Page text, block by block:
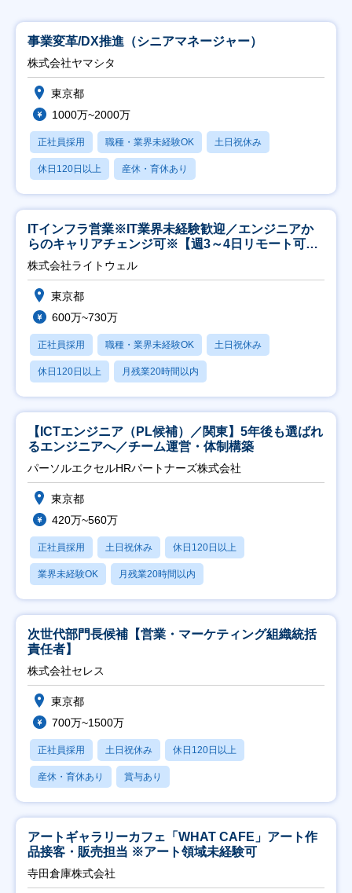
事業変革/DX推進（シニアマネージャー）
株式会社ヤマシタ
東京都
1000万~2000万
正社員採用 職種・業界未経験OK 土日祝休み
休日120日以上 産休・育休あり
ITインフラ営業※IT業界未経験歓迎／エンジニアか
らのキャリアチェンジ可※【週3～4日リモート可
能】
株式会社ライトウェル
東京都
600万~730万
正社員採用 職種・業界未経験OK 土日祝休み
休日120日以上 月残業20時間以内
【ICTエンジニア（PL候補）／関東】5年後も選ばれ
るエンジニアへ／チーム運営・体制構築
パーソルエクセルHRパートナーズ株式会社
東京都
420万~560万
正社員採用 土日祝休み 休日120日以上
業界未経験OK 月残業20時間以内
次世代部門長候補【営業・マーケティング組織統括
責任者】
株式会社セレス
東京都
700万~1500万
正社員採用 土日祝休み 休日120日以上
産休・育休あり 賞与あり
アートギャラリーカフェ「WHAT CAFE」アート作
品接客・販売担当 ※アート領域未経験可
寺田倉庫株式会社